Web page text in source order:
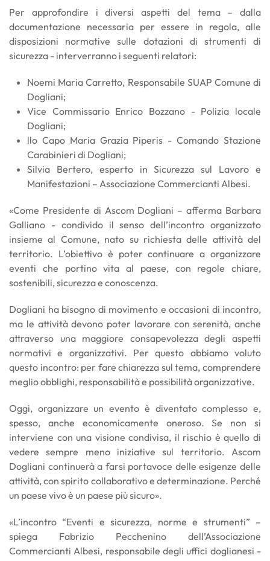
Per approfondire i diversi aspetti del tema – dalla
documentazione necessaria per essere in regola, alle
disposizioni normative sulle dotazioni di strumenti di
sicurezza - interverranno i seguenti relatori:
Noemi Maria Carretto, Responsabile SUAP Comune di
Dogliani;
Vice Commissario Enrico Bozzano - Polizia locale
Dogliani;
llo Capo Maria Grazia Piperis - Comando Stazione
Carabinieri di Dogliani;
Silvia Bertero, esperto in Sicurezza sul Lavoro e
Manifestazioni – Associazione Commercianti Albesi.
«Come Presidente di Ascom Dogliani – afferma Barbara
Galliano - condivido il senso dell’incontro organizzato
insieme al Comune, nato su richiesta delle attività del
territorio. L’obiettivo è poter continuare a organizzare
eventi che portino vita al paese, con regole chiare,
sostenibili, sicurezza e conoscenza.
Dogliani ha bisogno di movimento e occasioni di incontro,
ma le attività devono poter lavorare con serenità, anche
attraverso una maggiore consapevolezza degli aspetti
normativi e organizzativi. Per questo abbiamo voluto
questo incontro: per fare chiarezza sul tema, comprendere
meglio obblighi, responsabilità e possibilità organizzative.
Oggi, organizzare un evento è diventato complesso e,
spesso, anche economicamente oneroso. Se non si
interviene con una visione condivisa, il rischio è quello di
vedere sempre meno iniziative sul territorio. Ascom
Dogliani continuerà a farsi portavoce delle esigenze delle
attività, con spirito collaborativo e determinazione. Perché
un paese vivo è un paese più sicuro».
«L’incontro “Eventi e sicurezza, norme e strumenti” –
spiega Fabrizio Pecchenino dell’Associazione
Commercianti Albesi, responsabile degli uffici doglianesi -